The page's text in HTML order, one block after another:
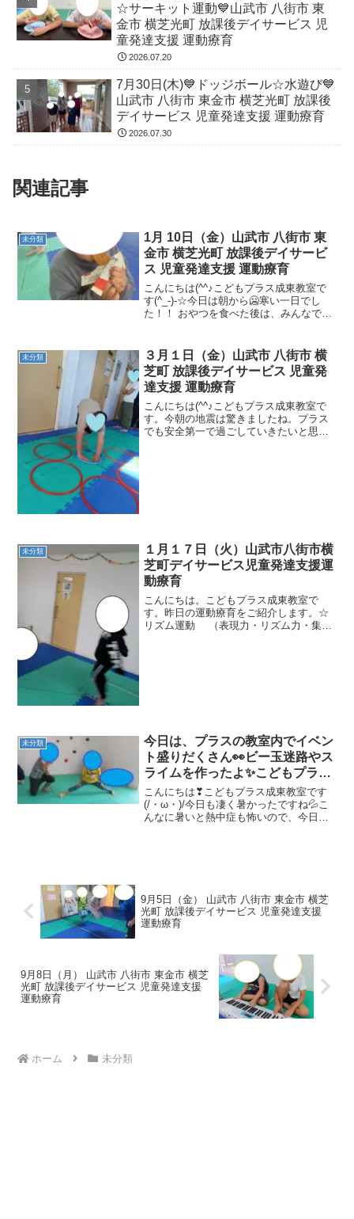
☆サーキット運動💙山武市 八街市 東
金市 横芝光町 放課後デイサービス 児
童発達支援 運動療育
2026.07.20
7月30日(木)💙ドッジボール☆水遊び💙
山武市 八街市 東金市 横芝光町 放課後
デイサービス 児童発達支援 運動療育
2026.07.30
関連記事
未分類
1月 10日（金）山武市 八街市 東
金市 横芝光町 放課後デイサービ
ス 児童発達支援 運動療育
こんにちは(^^♪こどもプラス成東教室で
す(^_-)-☆今日は朝から🥶寒い一日でし
た！！ おやつを食べた後は、みんなで元
マ歩き・新幹線クマ 支持力など はな
いちもん...
未分類
３月１日（金）山武市 八街市 横
芝町 放課後デイサービス 児童発
達支援 運動療育
こんにちは(^^♪こどもプラス成東教室で
す。今朝の地震は驚きましたね。プラス
でも安全第一で過ごしていきたいと思い
未分類
１月１７日（火）山武市八街市横
芝町デイサービス児童発達支援運
動療育
こんにちは。こどもプラス成東教室で
す。昨日の運動療育をご紹介します。☆
リズム運動 （表現力・リズム力・集中
未分類
今日は、プラスの教室内でイベン
ト盛りだくさん👀ビー玉迷路やス
ライムを作ったよ✨こどもプラス
山武市八街市横芝町デイサービス
児童発達支援運動療育
こんにちは❣こどもプラス成東教室です
(/・ω・)/今日も凄く暑かったですね💦こ
んなに暑いと熱中症も怖いので、今日は
9月5日（金） 山武市 八街市 東金市 横芝
光町 放課後デイサービス 児童発達支援
運動療育
9月8日（月） 山武市 八街市 東金市 横芝
光町 放課後デイサービス 児童発達支援
運動療育
ホーム 未分類